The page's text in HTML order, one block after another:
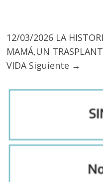
12/03/2026 LA
MAMÁ,UN
VIDA Siguiente →